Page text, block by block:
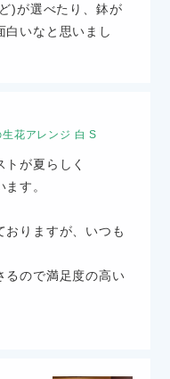
)が選べたり、鉢が
白いなと思いまし
花アレンジ 白 S
が夏らしく
す。
おりますが、いつも
るので満足度の高い